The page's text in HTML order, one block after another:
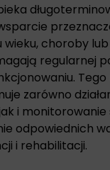
choroby
regularnej
Tego
zarówno
i
odpowiednich
i rehabilitacji.